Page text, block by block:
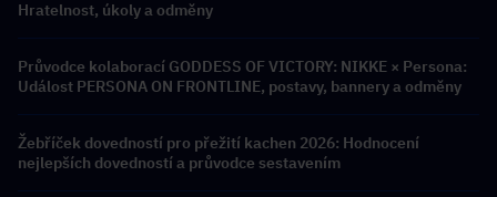
Hratelnost, úkoly a odměny
Průvodce kolaborací GODDESS OF VICTORY: NIKKE × Persona:
Událost PERSONA ON FRONTLINE, postavy, bannery a odměny
Žebříček dovedností pro přežití kachen 2026: Hodnocení
nejlepších dovedností a průvodce sestavením